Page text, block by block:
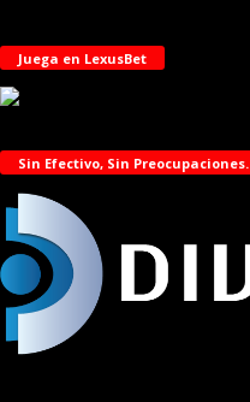
Juega en LexusBet
Sin Efectivo, Sin Preocupaciones.